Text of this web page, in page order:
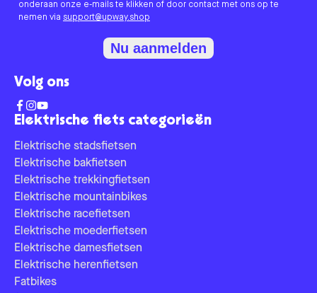
Elektrische fiets categorieën
Elektrische stadsfietsen
Elektrische bakfietsen
Elektrische trekkingfietsen
Elektrische mountainbikes
Elektrische racefietsen
Elektrische moederfietsen
Elektrische damesfietsen
Elektrische herenfietsen
Fatbikes
onderaan onze e-mails te klikken of door contact met ons op te
nemen via support@upway.shop
Nu aanmelden
Volg ons